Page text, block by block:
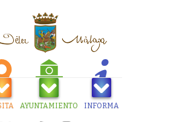
AYUNTAMIENTO INFORMA